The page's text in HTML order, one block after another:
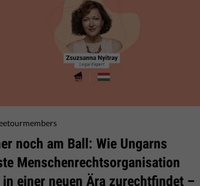
noch am Ball: Wie Ungarns
Menschenrechtsorganisation
einer neuen Ära zurechtfindet –